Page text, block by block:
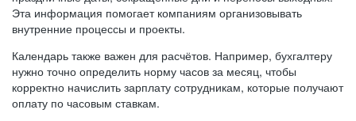
Эта информация помогает компаниям организовывать
внутренние процессы и проекты.
Календарь также важен для расчётов. Например, бухгалтеру
нужно точно определить норму часов за месяц, чтобы
корректно начислить зарплату сотрудникам, которые получают
оплату по часовым ставкам.